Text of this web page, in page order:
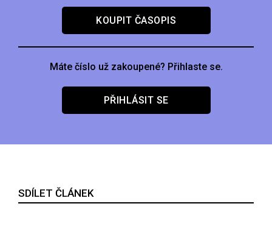
KOUPIT ČASOPIS
Máte číslo už zakoupené? Přihlaste se.
PŘIHLÁSIT SE
SDÍLET ČLÁNEK